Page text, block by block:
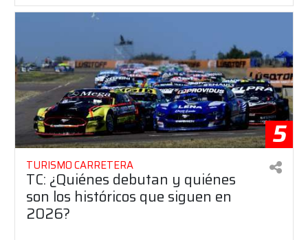
5
TURISMO CARRETERA
TC: ¿Quiénes debutan y quiénes
son los históricos que siguen en
2026?